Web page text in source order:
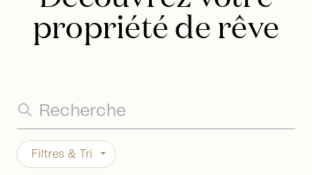
propriété de rêve
Filtres & Tri